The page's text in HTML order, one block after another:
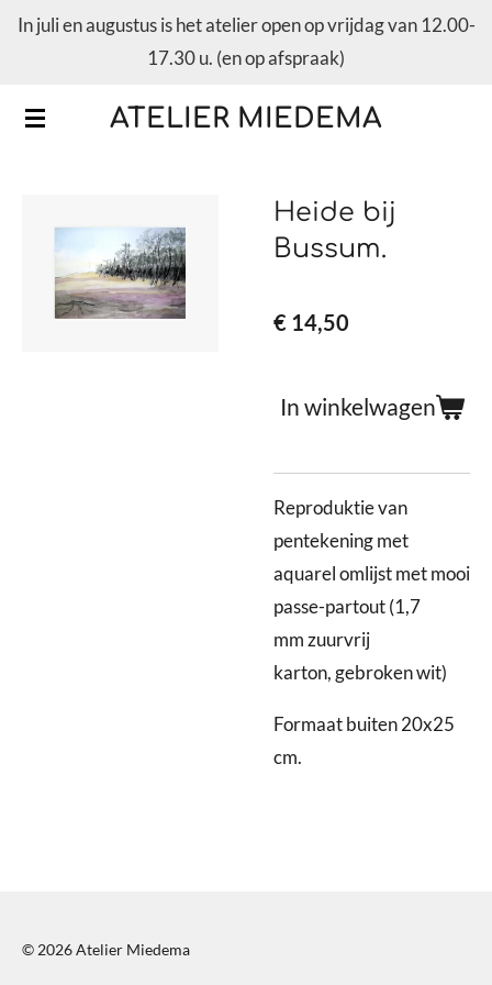
Ga
de
ATELIER MIEDEMA
In juli en augustus is het atelier open op vrijdag van 12.00-
17.30 u. (en op afspraak)
Heide bij
Bussum.
€ 14,50
In winkelwagen
Reproduktie van
pentekening met
aquarel omlijst met mooi
passe-partout (1,7
mm zuurvrij
karton, gebroken wit)
Formaat buiten 20x25
cm.
© 2026 Atelier Miedema